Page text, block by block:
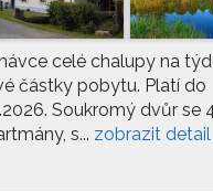
celé chalupy na
částky pobytu. Platí do
Soukromý dvůr se
s... zobrazit detail